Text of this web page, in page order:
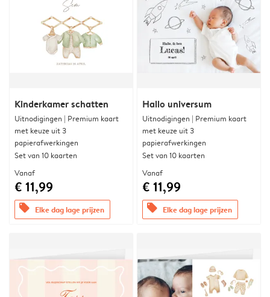
Kinderkamer schatten
Uitnodigingen | Premium kaart
met keuze uit 3
papierafwerkingen
Set van 10 kaarten
Vanaf
€ 11,99
offers Elke dag lage prijzen
Hallo universum
Uitnodigingen | Premium kaart
met keuze uit 3
papierafwerkingen
Set van 10 kaarten
Vanaf
€ 11,99
offers Elke dag lage prijzen